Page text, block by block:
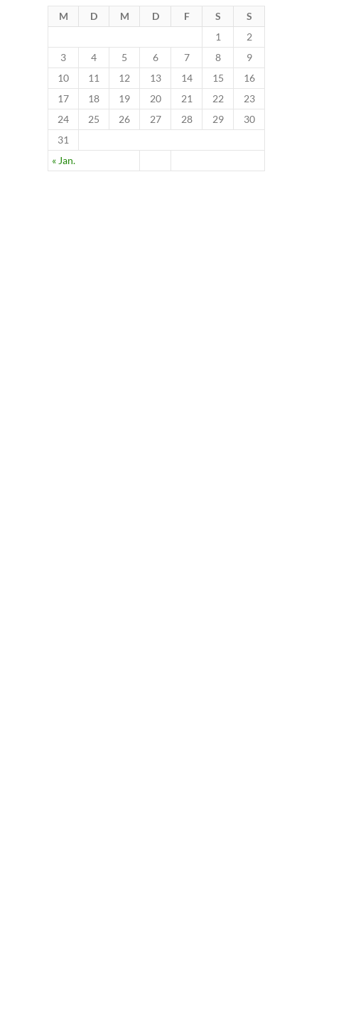
M D M D F S S
« Jan.
1
2
3
4 5 6 7 8
9
10
11 12 13 14 15
16
17
18 19 20 21 22
23
24
25 26 27 28 29
30
31